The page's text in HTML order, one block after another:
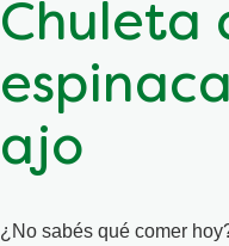
Chuleta
ajo
¿No sabés qué comer